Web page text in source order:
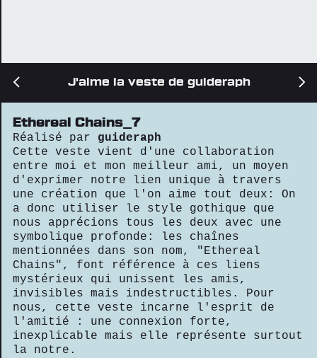
J'aime la veste de guideraph
Ethereal Chains_7
Réalisé par guideraph
Cette veste vient d'une collaboration
entre moi et mon meilleur ami, un moyen
d'exprimer notre lien unique à travers
une création que l'on aime tout deux: On
a donc utiliser le style gothique que
nous apprécions tous les deux avec une
symbolique profonde: les chaînes
mentionnées dans son nom, "Ethereal
Chains", font référence à ces liens
mystérieux qui unissent les amis,
invisibles mais indestructibles. Pour
nous, cette veste incarne l'esprit de
l'amitié : une connexion forte,
inexplicable mais elle représente surtout
la notre.